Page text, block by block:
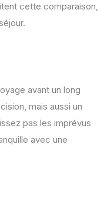
cette comparaison,
avant un long
mais aussi un
pas les imprévus
avec une